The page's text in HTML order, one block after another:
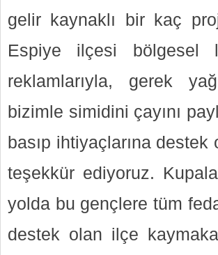
gelir kaynaklı bir kaç
Espiye ilçesi bölgesel
reklamlarıyla, gerek
bizimle simidini çayını
basıp ihtiyaçlarına
teşekkür ediyoruz.
yolda bu gençlere tüm
destek olan ilçe